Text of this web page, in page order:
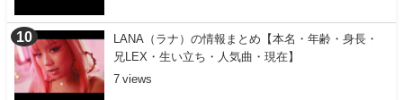
LANA（ラナ）の情報まとめ【本名・年齢・身長・
兄LEX・生い立ち・人気曲・現在】
7